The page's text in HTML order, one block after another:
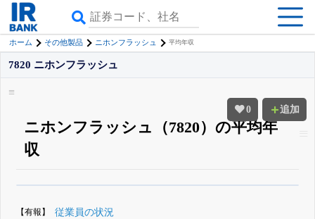
ホーム その他製品 ニホンフラッシュ 平均年収
0 追加
7820 ニホンフラッシュ
ニホンフラッシュ（7820）の平均年
収
く追える
無料でβ版をはじめる
【有報】 従業員の状況